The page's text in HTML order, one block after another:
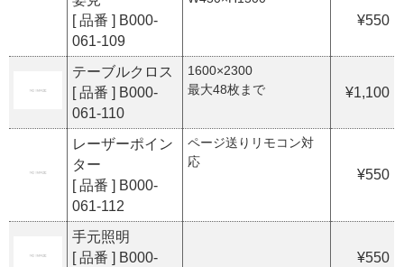
[ 品番 ] B000-
061-109
¥550
テーブルクロス
[ 品番 ] B000-
061-110
1600×2300
最大48枚まで
¥1,100
レーザーポイン
ター
[ 品番 ] B000-
061-112
ページ送りリモコン対
応
¥550
手元照明
[ 品番 ] B000-
¥550